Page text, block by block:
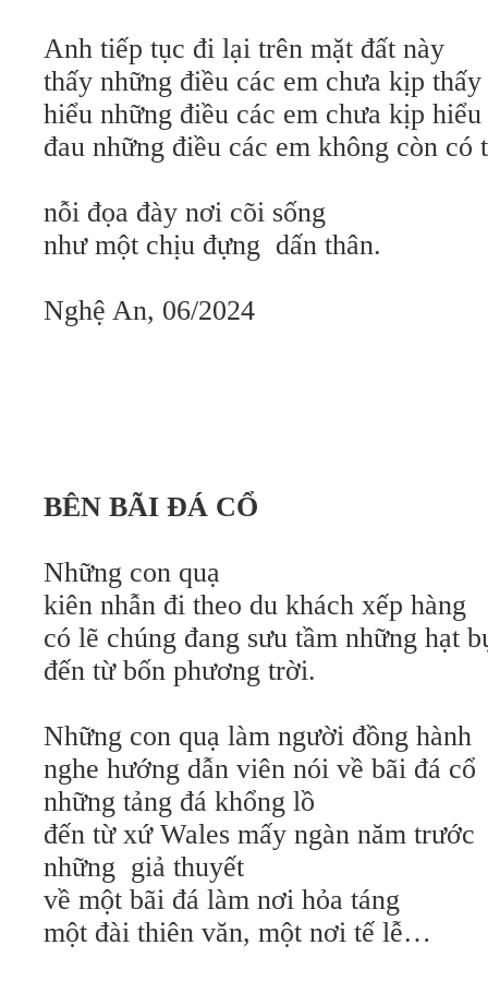
Anh tiếp tục đi lại trên mặt đất này
thấy những điều các em chưa kịp thấy
hiểu những điều các em chưa kịp hiểu
đau những điều các em không còn có
nỗi đọa đày nơi cõi sống
như một chịu đựng dấn thân.
Nghệ An, 06/2024
BÊN BÃI ĐÁ CỔ
Những con quạ
kiên nhẫn đi theo du khách xếp hàng
có lẽ chúng đang sưu tầm những hạt
đến từ bốn phương trời.
Những con quạ làm người đồng hành
nghe hướng dẫn viên nói về bãi đá cổ
những tảng đá khổng lồ
đến từ xứ Wales mấy ngàn năm trước
những giả thuyết
về một bãi đá làm nơi hỏa táng
một đài thiên văn, một nơi tế lễ…